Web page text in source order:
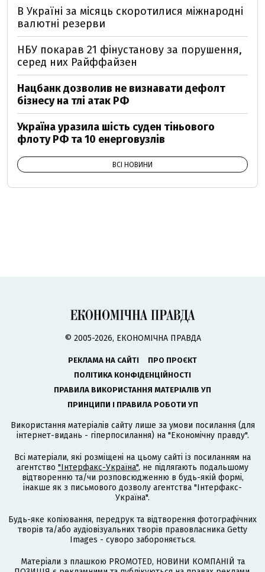
В Україні за місяць скоротилися міжнародні
валютні резерви
НБУ покарав 21 фінустанову за порушення,
серед них Райффайзен
Нацбанк дозволив не визнавати дефолт
бізнесу на тлі атак РФ
Україна уразила шість суден тіньового
флоту РФ та 10 енерговузлів
ВСІ НОВИНИ
© 2005-2026, ЕКОНОМІЧНА ПРАВДА
РЕКЛАМА НА САЙТІ
ПРО ПРОЄКТ
ПОЛІТИКА КОНФІДЕНЦІЙНОСТІ
ПРАВИЛА ВИКОРИСТАННЯ МАТЕРІАЛІВ УП
ПРИНЦИПИ І ПРАВИЛА РОБОТИ УП
Використання матеріалів сайту лише за умови посилання (для
інтернет-видань - гіперпосилання) на "Економічну правду".
Всі матеріали, які розміщені на цьому сайті із посиланням на
агентство "Інтерфакс-Україна", не підлягають подальшому
відтворенню та/чи розповсюдженню в будь-якій формі,
інакше як з письмового дозволу агентства "Інтерфакс-
Україна".
Будь-яке копіювання, передрук та відтворення фотографічних
творів та/або аудіовізуальних творів правовласника Getty
Images - суворо забороняється.
Матеріали з плашкою PROMOTED, НОВИНИ КОМПАНІЙ та